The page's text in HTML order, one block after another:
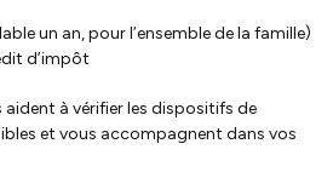
un an, pour l’ensemble de la famille)
d’impôt
aident à vérifier les dispositifs de
et vous accompagnent dans vos